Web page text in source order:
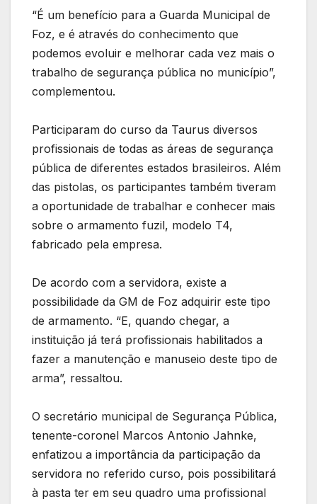
“É um benefício para a Guarda Municipal de
Foz, e é através do conhecimento que
podemos evoluir e melhorar cada vez mais o
trabalho de segurança pública no município”,
complementou.
Participaram do curso da Taurus diversos
profissionais de todas as áreas de segurança
pública de diferentes estados brasileiros. Além
das pistolas, os participantes também tiveram
a oportunidade de trabalhar e conhecer mais
sobre o armamento fuzil, modelo T4,
fabricado pela empresa.
De acordo com a servidora, existe a
possibilidade da GM de Foz adquirir este tipo
de armamento. “E, quando chegar, a
instituição já terá profissionais habilitados a
fazer a manutenção e manuseio deste tipo de
arma”, ressaltou.
O secretário municipal de Segurança Pública,
tenente-coronel Marcos Antonio Jahnke,
enfatizou a importância da participação da
servidora no referido curso, pois possibilitará
à pasta ter em seu quadro uma profissional